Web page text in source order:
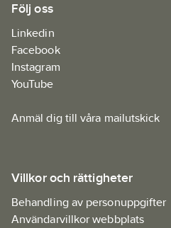
Följ oss
Linkedin
Facebook
Instagram
YouTube
Anmäl dig till våra mailutskick
Villkor och rättigheter
Behandling av personuppgifter
Användarvillkor webbplats